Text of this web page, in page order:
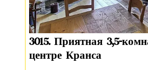
3015. Приятная 3,5-
центре Кранса